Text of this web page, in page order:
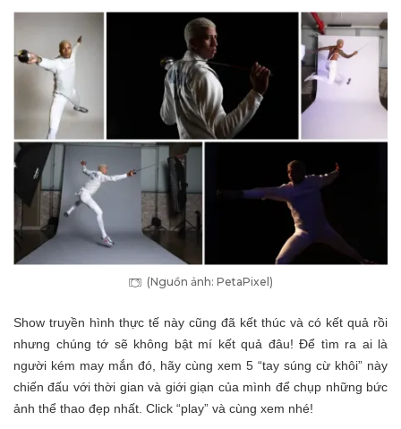
(Nguồn ảnh: PetaPixel)
Show truyền hình thực tế này cũng đã kết thúc và có kết quả rồi
nhưng chúng tớ sẽ không bật mí kết quả đâu! Để tìm ra ai là
người kém may mắn đó, hãy cùng xem 5 “tay súng cừ khôi” này
chiến đấu với thời gian và giới giạn của mình để chụp những bức
ảnh thể thao đẹp nhất. Click “play” và cùng xem nhé!